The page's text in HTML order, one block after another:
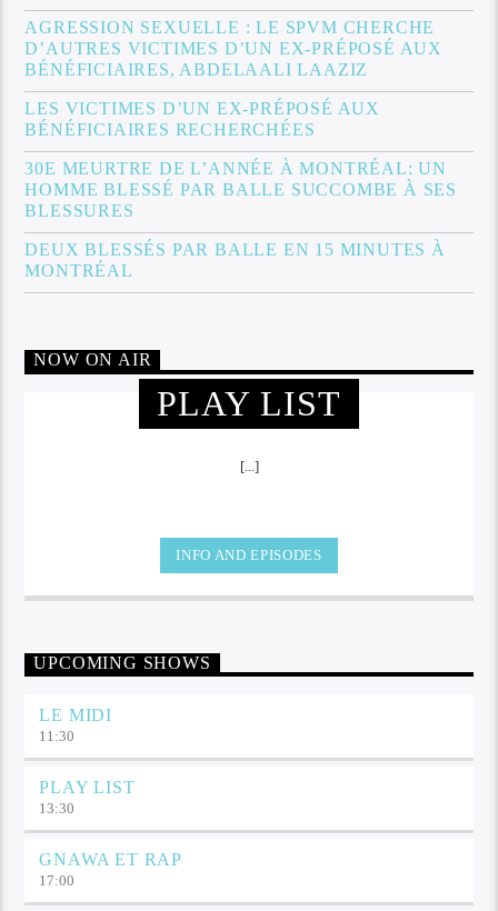
AGRESSION SEXUELLE : LE SPVM CHERCHE
D’AUTRES VICTIMES D’UN EX-PRÉPOSÉ AUX
BÉNÉFICIAIRES, ABDELAALI LAAZIZ
LES VICTIMES D’UN EX-PRÉPOSÉ AUX
BÉNÉFICIAIRES RECHERCHÉES
30E MEURTRE DE L’ANNÉE À MONTRÉAL: UN
HOMME BLESSÉ PAR BALLE SUCCOMBE À SES
BLESSURES
DEUX BLESSÉS PAR BALLE EN 15 MINUTES À
MONTRÉAL
NOW ON AIR
PLAY LIST
[...]
INFO AND EPISODES
UPCOMING SHOWS
LE MIDI
11:30
PLAY LIST
13:30
GNAWA ET RAP
17:00